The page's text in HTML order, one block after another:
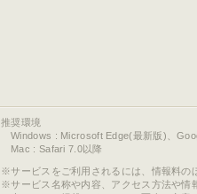
推奨環境
Windows : Microsoft Edge(最新版)、
Mac : Safari 7.0以降
サービスをご利用されるには、情報料の
サービス名称や内容、アクセス方法や情